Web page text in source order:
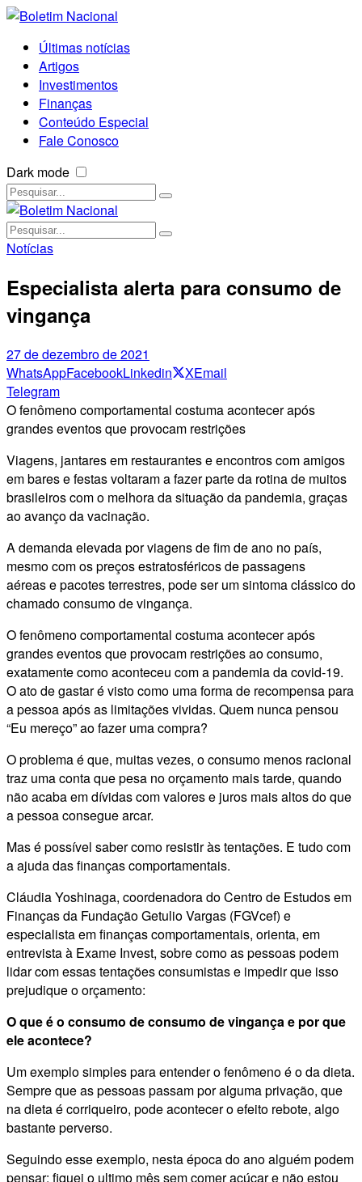
Últimas notícias
Artigos
Investimentos
Finanças
Conteúdo Especial
Fale Conosco
Dark mode
Notícias
Especialista alerta para consumo de
vingança
27 de dezembro de 2021
WhatsAppFacebookLinkedin XEmail
Telegram
O fenômeno comportamental costuma acontecer após
grandes eventos que provocam restrições
Viagens, jantares em restaurantes e encontros com amigos
em bares e festas voltaram a fazer parte da rotina de muitos
brasileiros com o melhora da situação da pandemia, graças
ao avanço da vacinação.
A demanda elevada por viagens de fim de ano no país,
mesmo com os preços estratosféricos de passagens
aéreas e pacotes terrestres, pode ser um sintoma clássico do
chamado consumo de vingança.
O fenômeno comportamental costuma acontecer após
grandes eventos que provocam restrições ao consumo,
exatamente como aconteceu com a pandemia da covid-19.
O ato de gastar é visto como uma forma de recompensa para
a pessoa após as limitações vividas. Quem nunca pensou
“Eu mereço” ao fazer uma compra?
O problema é que, muitas vezes, o consumo menos racional
traz uma conta que pesa no orçamento mais tarde, quando
não acaba em dívidas com valores e juros mais altos do que
a pessoa consegue arcar.
Mas é possível saber como resistir às tentações. E tudo com
a ajuda das finanças comportamentais.
Cláudia Yoshinaga, coordenadora do Centro de Estudos em
Finanças da Fundação Getulio Vargas (FGVcef) e
especialista em finanças comportamentais, orienta, em
entrevista à Exame Invest, sobre como as pessoas podem
lidar com essas tentações consumistas e impedir que isso
prejudique o orçamento:
O que é o consumo de consumo de vingança e por que
ele acontece?
Um exemplo simples para entender o fenômeno é o da dieta.
Sempre que as pessoas passam por alguma privação, que
na dieta é corriqueiro, pode acontecer o efeito rebote, algo
bastante perverso.
Seguindo esse exemplo, nesta época do ano alguém podem
pensar: fiquei o ultimo mês sem comer açúcar e não estou